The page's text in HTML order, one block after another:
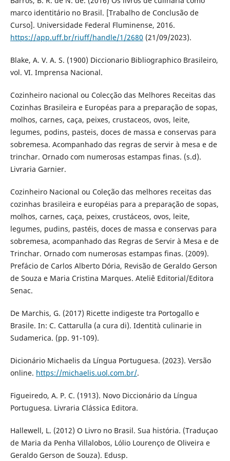
marco identitário no Brasil. [Trabalho de Conclusão de
Curso]. Universidade Federal Fluminense, 2016.
https://app.uff.br/riuff/handle/1/2680 (21/09/2023).
Blake, A. V. A. S. (1900) Diccionario Bibliographico Brasileiro,
vol. VI. Imprensa Nacional.
Cozinheiro nacional ou Colecção das Melhores Receitas das
Cozinhas Brasileira e Européas para a preparação de sopas,
molhos, carnes, caça, peixes, crustaceos, ovos, leite,
legumes, podins, pasteis, doces de massa e conservas para
sobremesa. Acompanhado das regras de servir à mesa e de
trinchar. Ornado com numerosas estampas finas. (s.d).
Livraria Garnier.
Cozinheiro Nacional ou Coleção das melhores receitas das
cozinhas brasileira e européias para a preparação de sopas,
molhos, carnes, caça, peixes, crustáceos, ovos, leite,
legumes, pudins, pastéis, doces de massa e conservas para
sobremesa, acompanhado das Regras de Servir à Mesa e de
Trinchar. Ornado com numerosas estampas finas. (2009).
Prefácio de Carlos Alberto Dória, Revisão de Geraldo Gerson
de Souza e Maria Cristina Marques. Ateliê Editorial/Editora
Senac.
De Marchis, G. (2017) Ricette indigeste tra Portogallo e
Brasile. In: C. Cattarulla (a cura di). Identità culinarie in
Sudamerica. (pp. 91-109).
Dicionário Michaelis da Língua Portuguesa. (2023). Versão
online. https://michaelis.uol.com.br/.
Figueiredo, A. P. C. (1913). Novo Diccionário da Língua
Portuguesa. Livraria Clássica Editora.
Hallewell, L. (2012) O Livro no Brasil. Sua história. (Traduçao
de Maria da Penha Villalobos, Lólio Lourenço de Oliveira e
Geraldo Gerson de Souza). Edusp.